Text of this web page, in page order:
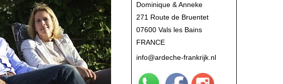
Dominique & Anneke
271 Route de Bruentet
07600 Vals les Bains
FRANCE
info@ardeche-frankrijk.nl